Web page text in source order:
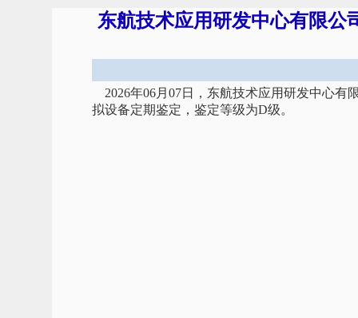
东航技术应用研发中心有限公
2026年06月07日，东航技术应用研发中心有
拟设备定期鉴定，鉴定等级为D级。